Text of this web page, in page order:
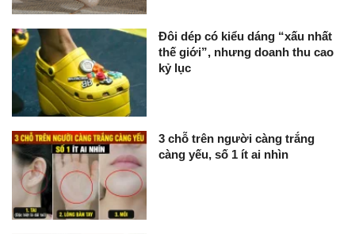
Đôi dép có kiểu dáng “xấu nhất
thế giới”, nhưng doanh thu cao
kỷ lục
3 chỗ trên người càng trắng
càng yếu, số 1 ít ai nhìn